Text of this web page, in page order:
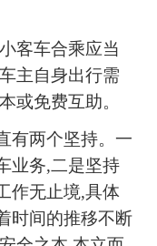
客车合乘应当
主自身出行需
或免费互助。
两个坚持。一
业务,二是坚持
作无止境,具体
时间的推移不断